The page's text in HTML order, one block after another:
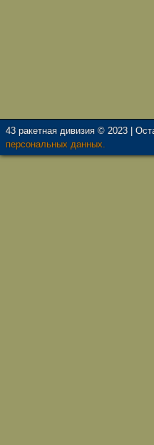
43 ракетная дивизия © 2023 |
персональных данных.